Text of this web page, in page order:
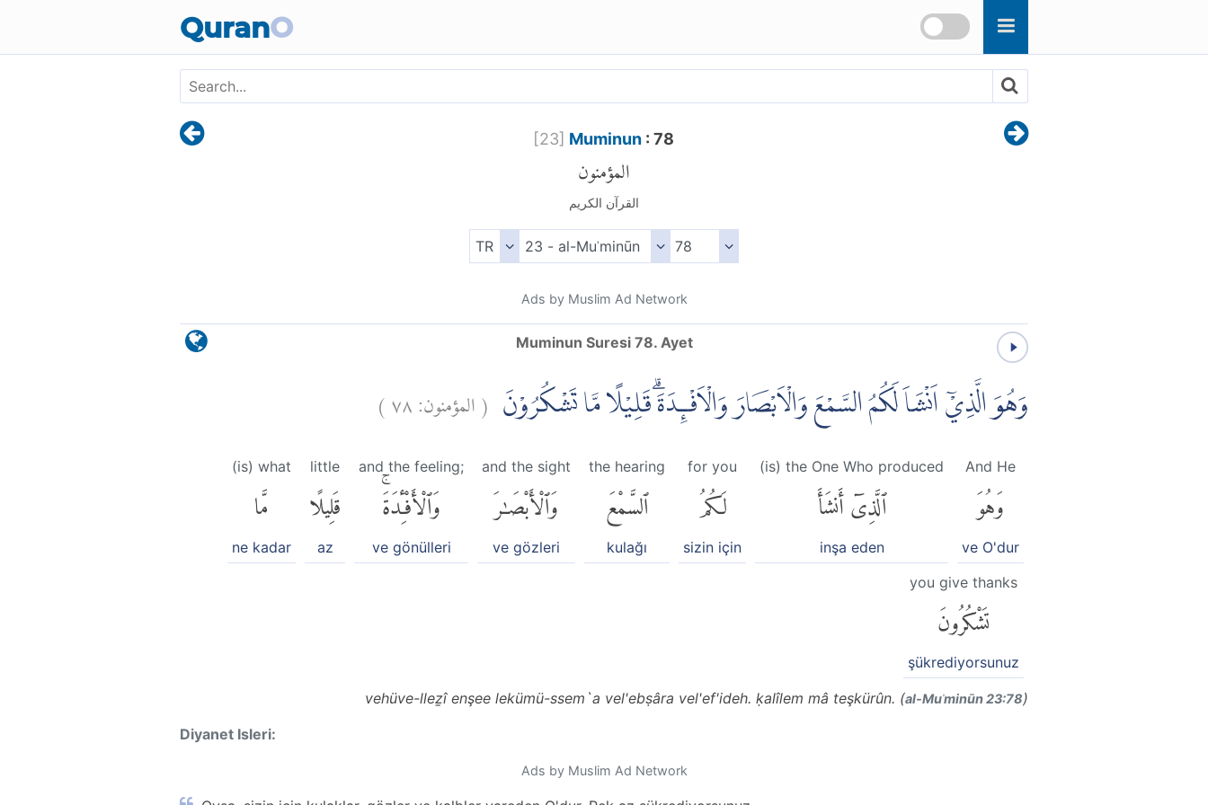
QuranO
[23] Muminun : 78
المؤمنون
القرآن الكريم
Ads by Muslim Ad Network
Muminun Suresi 78. Ayet
وَهُوَ الَّذِيْٓ اَنْشَاَ لَكُمُ السَّمْعَ وَالْاَبْصَارَ وَالْاَفْـِٕدَةَۗ قَلِيْلًا مَّا تَشْكُرُوْنَ (المؤمنون:٧٨)
And He
وَهُوَ
ve O'dur
(is) the One Who produced
ٱلَّذِىٓ أَنشَأَ
inşa eden
for you
لَكُمُ
sizin için
the hearing
ٱلسَّمْعَ
kulağı
and the sight
وَٱلْأَبْصَٰرَ
ve gözleri
and the feeling;
وَٱلْأَفْـِٔدَةَۚ
ve gönülleri
little
قَلِيلًا
az
(is) what
مَّا
ne kadar
you give thanks
تَشْكُرُونَ
şükrediyorsunuz
vehüve-lleẕî enşee lekümü-ssem`a vel'ebṣâra vel'ef'ideh. ḳalîlem mâ teşkürûn. (al-Muʾminūn 23:78)
Diyanet Isleri:
Ads by Muslim Ad Network